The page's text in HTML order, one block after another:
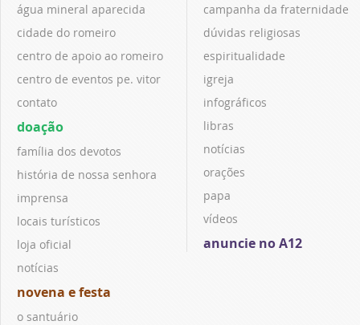
água mineral aparecida
cidade do romeiro
centro de apoio ao romeiro
centro de eventos pe. vitor
contato
doação
família dos devotos
história de nossa senhora
imprensa
locais turísticos
loja oficial
notícias
novena e festa
o santuário
campanha da fraternidade
dúvidas religiosas
espiritualidade
igreja
infográficos
libras
notícias
orações
papa
vídeos
anuncie no A12